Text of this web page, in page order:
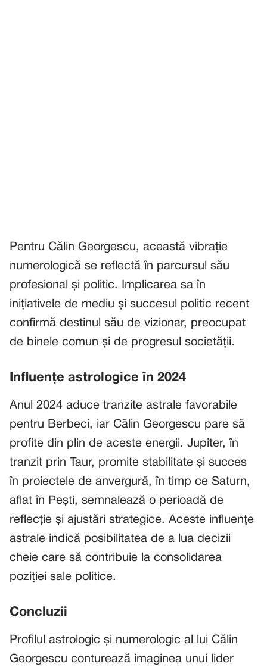
Pentru Călin Georgescu, această vibrație
numerologică se reflectă în parcursul său
profesional și politic. Implicarea sa în
inițiativele de mediu și succesul politic recent
confirmă destinul său de vizionar, preocupat
de binele comun și de progresul societății.
Influențe astrologice în 2024
Anul 2024 aduce tranzite astrale favorabile
pentru Berbeci, iar Călin Georgescu pare să
profite din plin de aceste energii. Jupiter, în
tranzit prin Taur, promite stabilitate și succes
în proiectele de anvergură, în timp ce Saturn,
aflat în Pești, semnalează o perioadă de
reflecție și ajustări strategice. Aceste influențe
astrale indică posibilitatea de a lua decizii
cheie care să contribuie la consolidarea
poziției sale politice.
Concluzii
Profilul astrologic și numerologic al lui Călin
Georgescu conturează imaginea unui lider